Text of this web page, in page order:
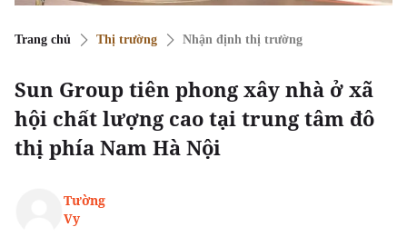
Trang chủ Thị trường Nhận định thị trường
Sun Group tiên phong xây nhà ở xã
hội chất lượng cao tại trung tâm đô
thị phía Nam Hà Nội
Tường
Vy